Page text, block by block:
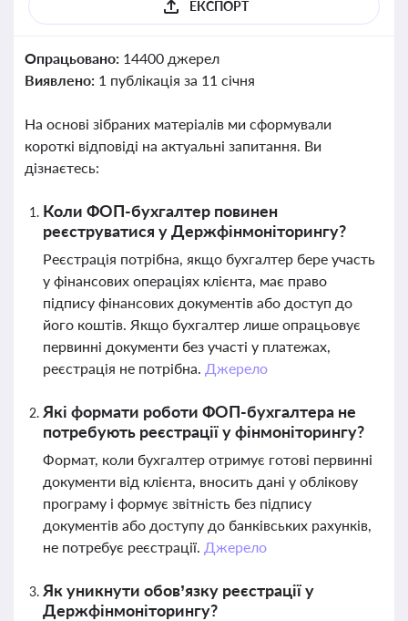
ЕКСПОРТ
Опрацьовано: 14400 джерел
Виявлено: 1 публікація за 11 січня
На основі зібраних матеріалів ми сформували
короткі відповіді на актуальні запитання. Ви
дізнаєтесь:
Коли ФОП-бухгалтер повинен
реєструватися у Держфінмоніторингу?
Реєстрація потрібна, якщо бухгалтер бере участь
у фінансових операціях клієнта, має право
підпису фінансових документів або доступ до
його коштів. Якщо бухгалтер лише опрацьовує
первинні документи без участі у платежах,
реєстрація не потрібна. Джерело
Які формати роботи ФОП-бухгалтера не
потребують реєстрації у фінмоніторингу?
Формат, коли бухгалтер отримує готові первинні
документи від клієнта, вносить дані у облікову
програму і формує звітність без підпису
документів або доступу до банківських рахунків,
не потребує реєстрації. Джерело
Як уникнути обов’язку реєстрації у
Держфінмоніторингу?